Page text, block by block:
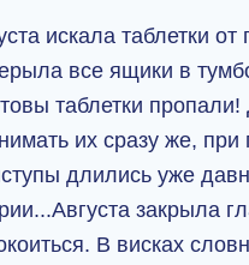
искала таблетки
все ящики в
таблетки пропали!
их сразу же,
длились уже
закрыла
В висках